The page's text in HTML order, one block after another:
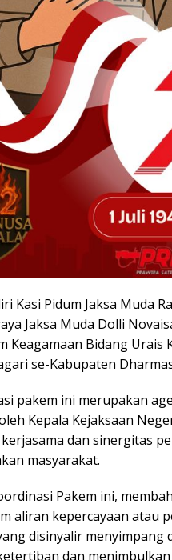
Kasi Pidum Jaksa Muda
Jaksa Muda Dolli
Keagamaan Bidang Urais
se-Kabupaten
pakem ini merupakan
Kepala Kejaksaan
dan sinergitas
masyarakat.
Pakem ini,
aliran kepercayaan atau
disinyalir
dan